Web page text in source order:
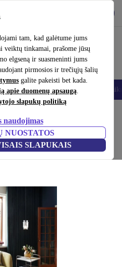
tam, kad galėtume jums
tinkamai, prašome jūsų
elgseną ir suasmeninti jums
pirmosios ir trečiųjų šalių
galite pakeisti bet kada.
apie duomenų apsaugą.
slapukų politiką
naudojimas
NUOSTATOS
SLAPUKAIS
kompiuteriai Planšetės Išmanieji